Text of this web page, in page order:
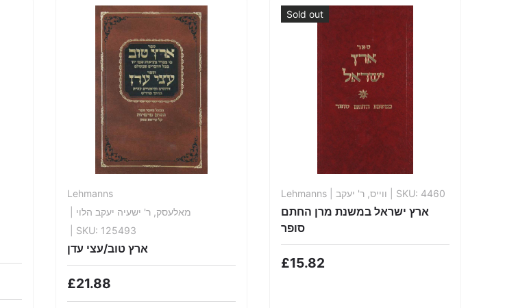
Lehmanns
| מאלעסק, ר' ישעיה יעקב הלוי
| SKU: 125493
ארץ טוב/עצי עדן
£21.88
Sold out
Lehmanns | ווייס, ר' יעקב | SKU: 4460
ארץ ישראל במשנת מרן החתם
סופר
£15.82